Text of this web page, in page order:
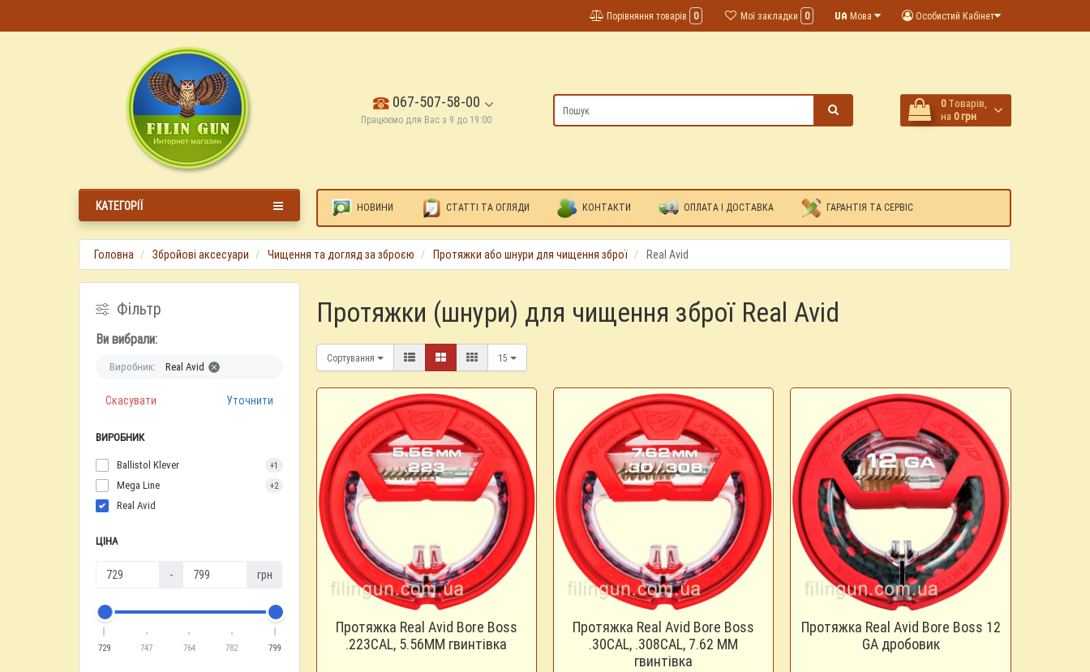
Особистий Кабінет
Мова
Мої закладки 0
Порівняння товарів 0
067-507-58-00
Працюємо для Вас з 9 до 19:00
0 Tоварів,
на 0 грн
КАТЕГОРІЇ НОВИНИ СТАТТІ ТА ОГЛЯДИ КОНТАКТИ ОПЛАТА І ДОСТАВКА ГАРАНТІЯ ТА СЕРВІС
Головна Збройові аксесуари Чищення та догляд за зброєю Протяжки або шнури для чищення зброї Real Avid
Фільтр
Ви вибрали:
Виробник: Real Avid
Скасувати Уточнити
ВИРОБНИК
Ballistol Klever
+1
Mega Line +2
Real Avid
ЦІНА
- грн
729 747 764 782 799
Протяжки (шнури) для чищення зброї Real Avid
Сортування 15
Протяжка Real Avid Bore Boss
.223CAL, 5.56MM гвинтівка
Протяжка Real Avid Bore Boss
.30CAL, .308CAL, 7.62 ММ
гвинтівка
Протяжка Real Avid Bore Boss 12
GA дробовик